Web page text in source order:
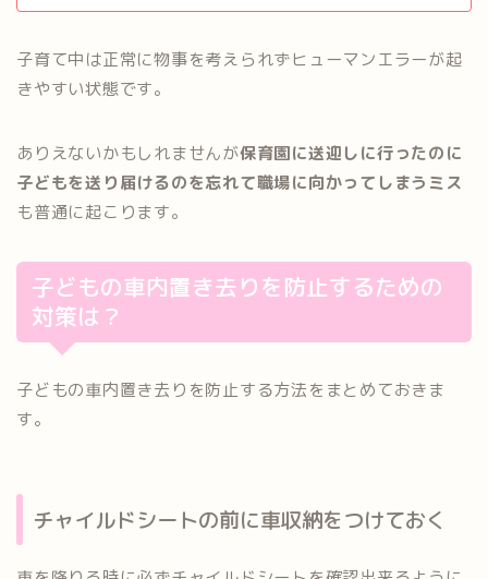
子育て中は正常に物事を考えられずヒューマンエラーが起
きやすい状態です。
ありえないかもしれませんが保育園に送迎しに行ったのに
子どもを送り届けるのを忘れて職場に向かってしまうミス
も普通に起こります。
子どもの車内置き去りを防止するための
対策は？
子どもの車内置き去りを防止する方法をまとめておきま
す。
チャイルドシートの前に車収納をつけておく